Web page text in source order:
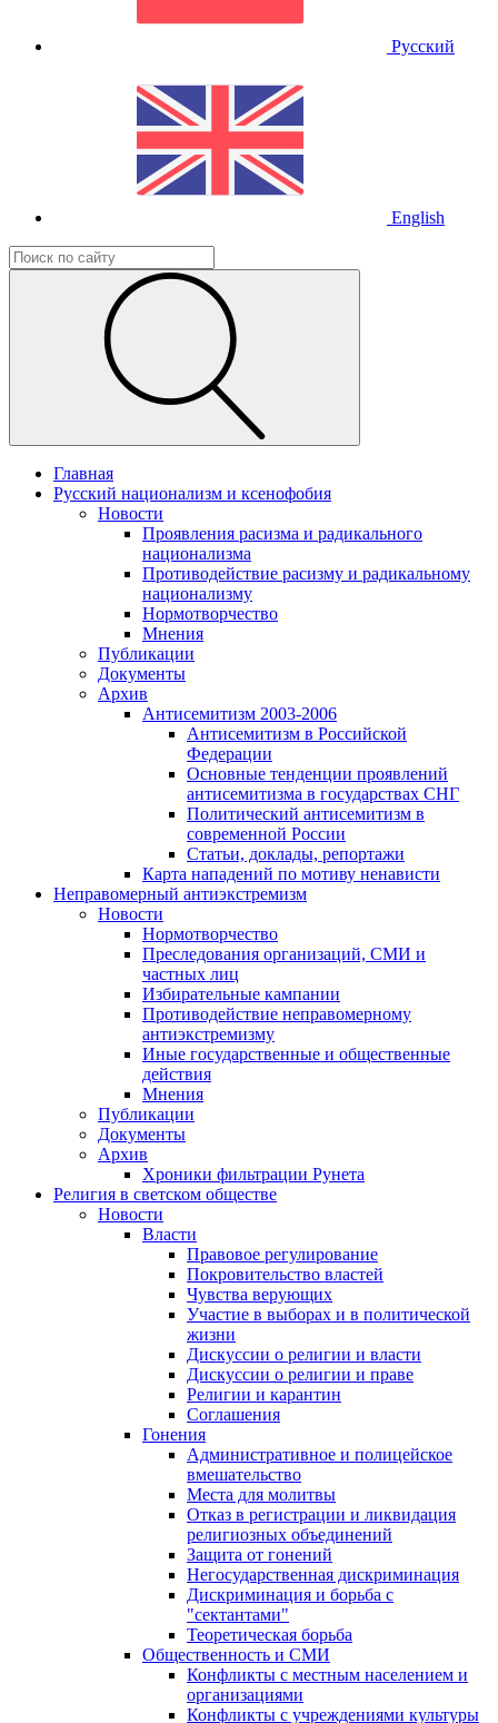
Русский
English
Главная
Русский национализм и ксенофобия
Новости
Проявления расизма и радикального
национализма
Противодействие расизму и радикальному
национализму
Нормотворчество
Мнения
Публикации
Документы
Архив
Антисемитизм 2003-2006
Антисемитизм в Российской
Федерации
Основные тенденции проявлений
антисемитизма в государствах СНГ
Политический антисемитизм в
современной России
Статьи, доклады, репортажи
Карта нападений по мотиву ненависти
Неправомерный антиэкстремизм
Новости
Нормотворчество
Преследования организаций, СМИ и
частных лиц
Избирательные кампании
Противодействие неправомерному
антиэкстремизму
Иные государственные и общественные
действия
Мнения
Публикации
Документы
Архив
Хроники фильтрации Рунета
Религия в светском обществе
Новости
Власти
Правовое регулирование
Покровительство властей
Чувства верующих
Участие в выборах и в политической
жизни
Дискуссии о религии и власти
Дискуссии о религии и праве
Религии и карантин
Соглашения
Гонения
Административное и полицейское
вмешательство
Места для молитвы
Отказ в регистрации и ликвидация
религиозных объединений
Защита от гонений
Негосударственная дискриминация
Дискриминация и борьба с
"сектантами"
Теоретическая борьба
Общественность и СМИ
Конфликты с местным населением и
организациями
Конфликты с учреждениями культуры